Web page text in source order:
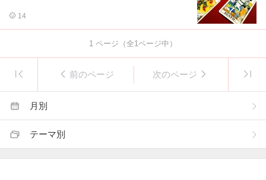
14
1 ページ（全1 ページ中）
前のページ 次のページ
月別
テーマ別